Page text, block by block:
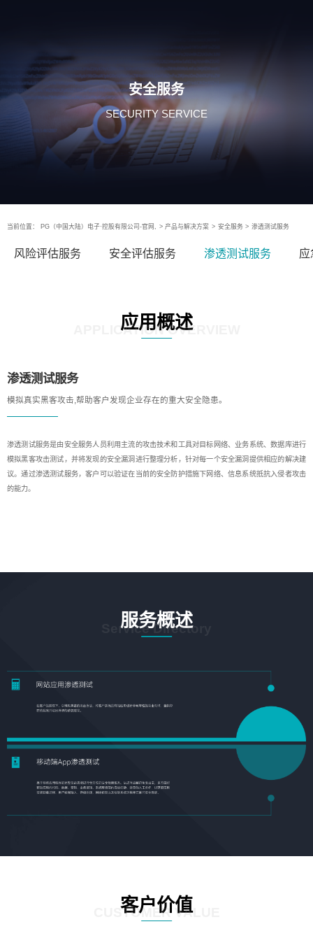
安全服务
SECURITY SERVICE
当前位置： PG（中国大陆）电子·控股有限公司-官网, > 产品与解决方案 > 安全服务 > 渗透测试服务
风险评估服务 安全评估服务 渗透测试服务 应
应用概述
APPLICATION OVERVIEW
渗透测试服务
模拟真实黑客攻击,帮助客户发现企业存在的重大安全隐患。
渗透测试服务是由安全服务人员利用主流的攻击技术和工具对目标网络、业务系统、数据库进行
模拟黑客攻击测试，并将发现的安全漏洞进行整理分析，针对每一个安全漏洞提供相应的解决建
议。通过渗透测试服务，客户可以验证在当前的安全防护措施下网络、信息系统抵抗入侵者攻击
的能力。
服务概述
Service Directory
客户价值
CUSTOMER VALUE